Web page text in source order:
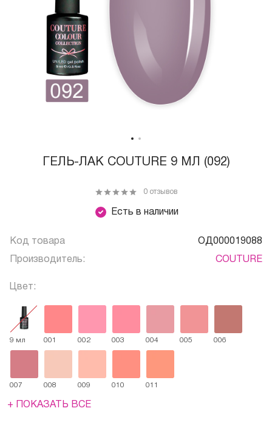
ГЕЛЬ-ЛАК COUTURE 9 МЛ (092)
Есть в наличии
0 отзывов
Код товара ОД000019088
Производитель: COUTURE
Цвет:
9 мл 001 002 003 004 005 006
007 008 009 010 011
+ ПОКАЗАТЬ ВСЕ